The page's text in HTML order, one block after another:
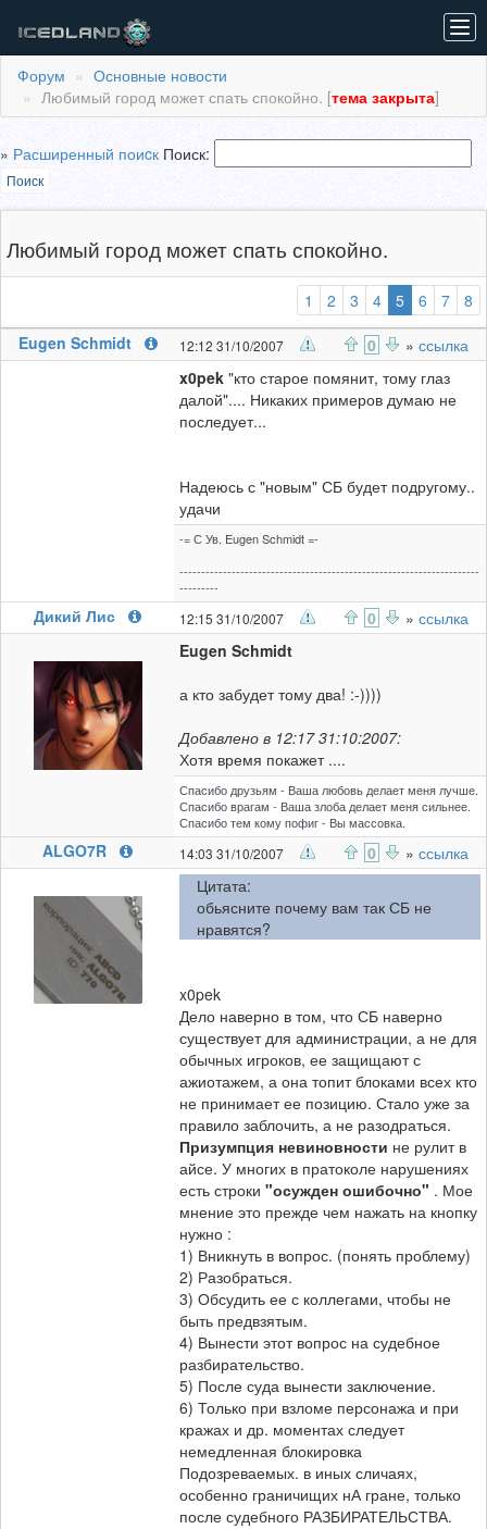
Форум
Основные новости
Любимый город может спать спокойно. [тема закрыта]
» Расширенный поиcк Поиск:
Поиск
Любимый город может спать спокойно.
1 2 3 4 5 6 7
8
Eugen Schmidt
12:12 31/10/2007 0 » ссылка
x0pek "кто старое помянит, тому глаз
далой".... Никаких примеров думаю не
последует...
Надеюсь с "новым" СБ будет подругому..
удачи
-= С Ув. Eugen Schmidt =-
---------------------------------------------------------------------
---------
Дикий Лис 12:15 31/10/2007 0 » ссылка
Eugen Schmidt
а кто забудет тому два! :-))))
Добавлено в 12:17 31:10:2007:
Хотя время покажет ....
Спасибо друзьям - Ваша любовь делает меня лучше.
Спасибо врагам - Ваша злоба делает меня сильнее.
Спасибо тем кому пофиг - Вы массовка.
ALGO7R 14:03 31/10/2007 0 » ссылка
Цитата:
обьясните почему вам так СБ не
нравятся?
x0pek
Дело наверно в том, что СБ наверно
существует для администрации, а не для
обычных игроков, ее защищают с
ажиотажем, а она топит блоками всех кто
не принимает ее позицию. Стало уже за
правило заблочить, а не разодраться.
Призумпция невиновности не рулит в
айсе. У многих в пратоколе нарушениях
есть строки "осужден ошибочно" . Мое
мнение это прежде чем нажать на кнопку
нужно :
1) Вникнуть в вопрос. (понять проблему)
2) Разобраться.
3) Обсудить ее с коллегами, чтобы не
быть предвзятым.
4) Вынести этот вопрос на судебное
разбирательство.
5) После суда вынести заключение.
6) Только при взломе персонажа и при
кражах и др. моментах следует
немедленная блокировка
Подозреваемых. в иных сличаях,
особенно граничищих нА гране, только
после судебного РАЗБИРАТЕЛЬСТВА.